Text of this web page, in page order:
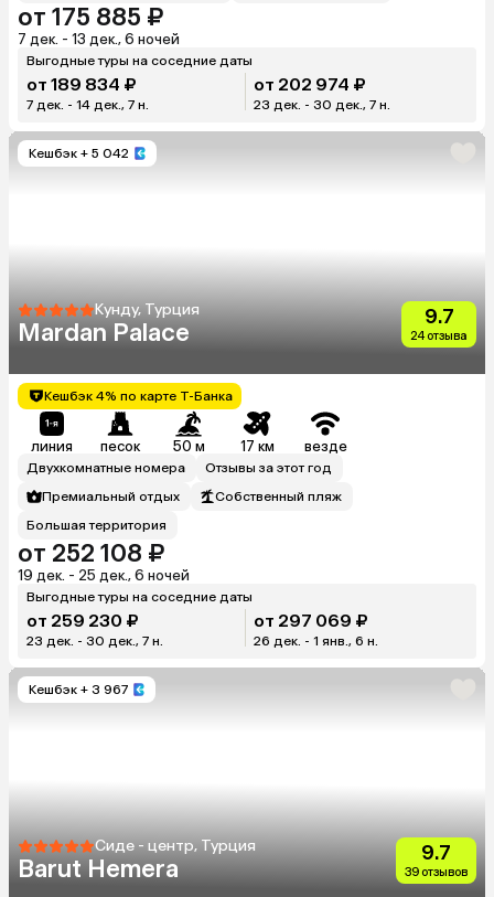
от 175 885 ₽
7 дек. - 13 дек., 6 ночей
Выгодные туры на соседние даты
от 189 834 ₽
7 дек. - 14 дек., 7 н.
от 202 974 ₽
23 дек. - 30 дек., 7 н.
Кешбэк + 5 042
Кунду, Турция
Mardan Palace
9.7
24 отзыва
Кешбэк 4% по карте Т-Банка
линия песок 50 м 17 км везде
Двухкомнатные номера
Отзывы за этот год
Премиальный отдых
Собственный пляж
Большая территория
от 252 108 ₽
19 дек. - 25 дек., 6 ночей
Выгодные туры на соседние даты
от 259 230 ₽
23 дек. - 30 дек., 7 н.
от 297 069 ₽
26 дек. - 1 янв., 6 н.
Кешбэк + 3 967
Сиде - центр, Турция
Barut Hemera
9.7
39 отзывов